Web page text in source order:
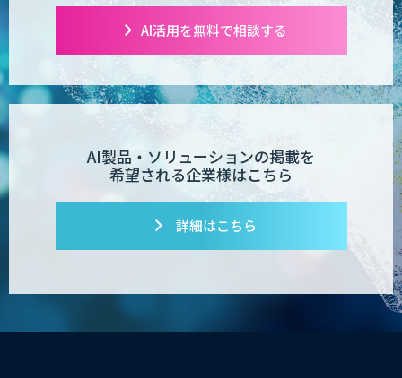
業務特化型AIエージェントの開発支援
「業務AIプロ」
Dify導入支援
Dify開発支援
AI活用を無料で相談する
AI製品・ソリューションの掲載を
希望される企業様はこちら
詳細はこちら